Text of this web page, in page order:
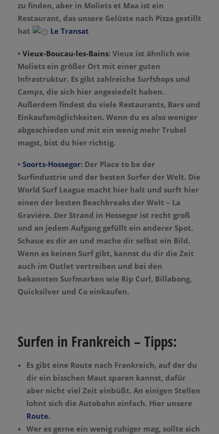
zu finden, aber in Moliets et Maa ist ein
Restaurant, das unsere Gelüste nach Pizza gestillt
hat
Le Transat
• Vieux-Boucau-les-Bains: Vieux ist ähnlich wie
Moliets ein größer Ort mit einer guten
Infrastruktur. Es gibt zahlreiche Surfshops und
Camps, die sich hier angesiedelt haben.
Außerdem findest du viele Restaurants, Bars und
Einkaufsmöglichkeiten. Wenn du es also weniger
abgeschieden und mit ein wenig mehr Trubel
magst, bist du hier richtig.
• Soorts-Hossegor: Der Place to be der
Surfindustrie und der besten Surfer der Welt. Die
World Surf League macht hier halt und surft hier
einen der besten Beachbreaks der Welt – La
Graviére. Der Strand in Hossegor ist recht groß
und an jedem Aufgang gefüllt ein anderer Spot.
Schaue es dir an und mache dir selbst ein Bild.
Wenn es keinen Surf gibt, kannst du dir die Zeit
auch im Outlet vertreiben und bei den
bekannten Surfmarken wie Rip Curl, Billabong,
Quicksilver und Co einkaufen.
Surfen in Frankreich – Tipps:
Es gibt eine Route nach Frankreich, auf der du
dir ein bisschen Maut sparen kannst, dafür
aber nicht viel Zeit einbüßt. An einigen Stellen
lohnt sich die Autobahn einfach. Hier unsere
Route.
Wer es gerne ein wenig ruhiger mag, sollte sich